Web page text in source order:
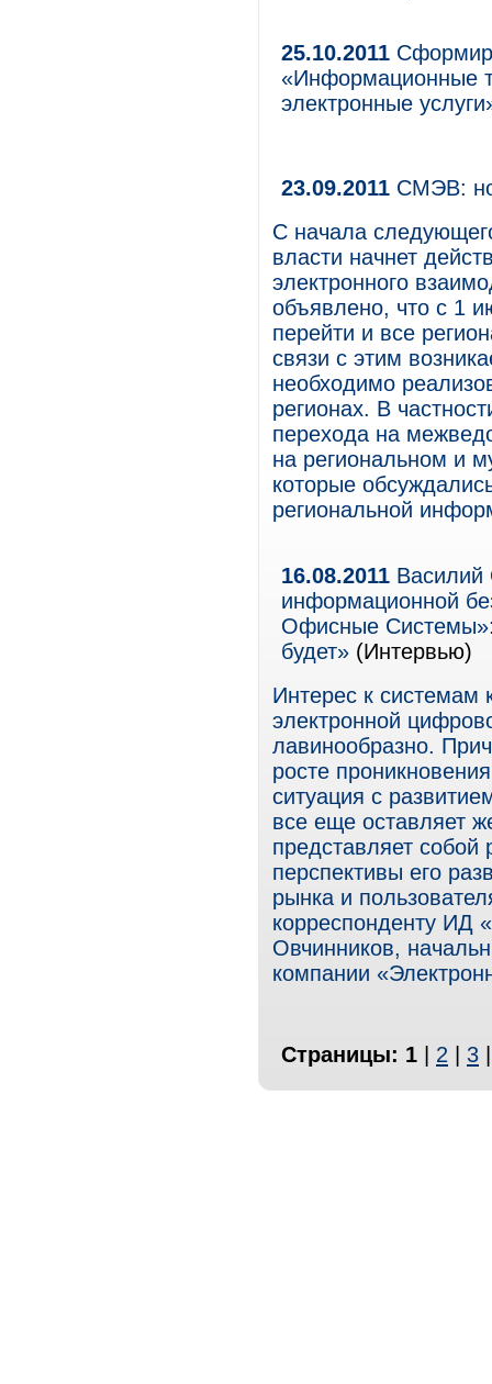
25.10.2011
«Информационные
электронные
23.09.2011 СМЭВ:
С начала
власти начнет
электронного
объявлено, что с 1
перейти и все
связи с этим
необходимо
регионах. В
перехода на
на региональном и
которые
региональной
16.08.2011 Василий
информационной
Офисные Системы»:
будет» (Интервью)
Интерес к системам
электронной
лавинообразно.
росте
ситуация с
все еще оставляет
представляет
перспективы его
рынка и
корреспонденту ИД
Овчинников,
компании
Страницы: 1 2 3